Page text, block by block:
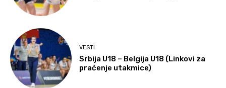
VESTI
Srbija U18 – Belgija U18 (Linkovi za
praćenje utakmice)